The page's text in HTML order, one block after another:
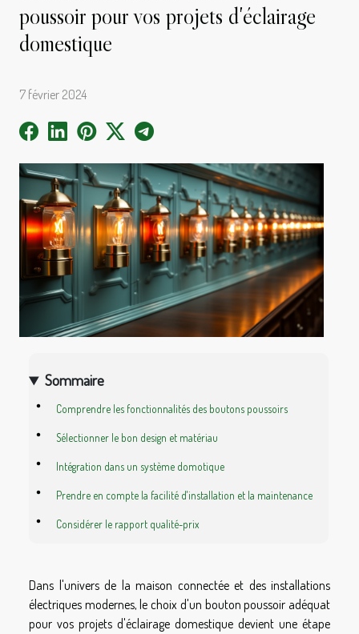
poussoir pour vos projets d'éclairage
domestique
7 février 2024
Sommaire
Comprendre les fonctionnalités des boutons poussoirs
Sélectionner le bon design et matériau
Intégration dans un système domotique
Prendre en compte la facilité d'installation et la maintenance
Considérer le rapport qualité-prix
Dans l'univers de la maison connectée et des installations
électriques modernes, le choix d'un bouton poussoir adéquat
pour vos projets d'éclairage domestique devient une étape